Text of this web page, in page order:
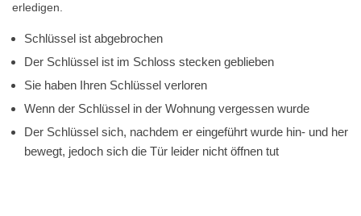
erledigen.
Schlüssel ist abgebrochen
Der Schlüssel ist im Schloss stecken geblieben
Sie haben Ihren Schlüssel verloren
Wenn der Schlüssel in der Wohnung vergessen wurde
Der Schlüssel sich, nachdem er eingeführt wurde hin- und her
bewegt, jedoch sich die Tür leider nicht öffnen tut